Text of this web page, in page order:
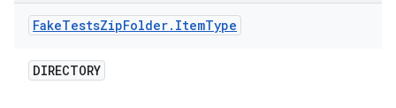
FakeTestsZipFolder. ItemType
DIRECTORY